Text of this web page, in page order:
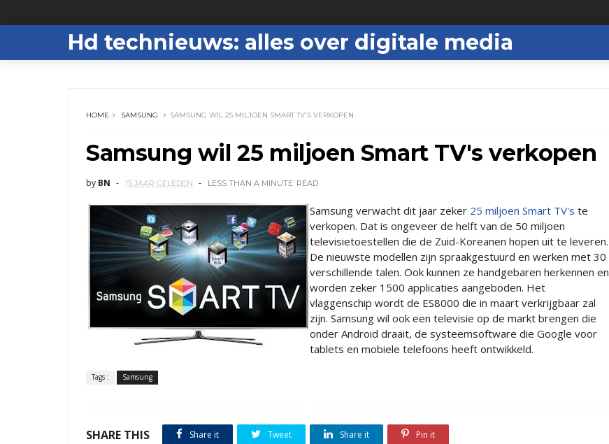
Hd technieuws: alles over digitale media
HOME SAMSUNG SAMSUNG WIL 25 MILJOEN SMART TV'S VERKOPEN
Samsung wil 25 miljoen Smart TV's verkopen
by BN 15 JAAR GELEDEN LESS THAN A MINUTE READ
Samsung verwacht dit jaar zeker 25 miljoen Smart TV's te
verkopen. Dat is ongeveer de helft van de 50 miljoen
televisietoestellen die de Zuid-Koreanen hopen uit te leveren.
De nieuwste modellen zijn spraakgestuurd en werken met 30
verschillende talen. Ook kunnen ze handgebaren herkennen en
worden zeker 1500 applicaties aangeboden. Het
vlaggenschip wordt de ES8000 die in maart verkrijgbaar zal
zijn. Samsung wil ook een televisie op de markt brengen die
onder Android draait, de systeemsoftware die Google voor
tablets en mobiele telefoons heeft ontwikkeld.
Tags : Samsung
SHARE THIS Share it Tweet Share it Pin it